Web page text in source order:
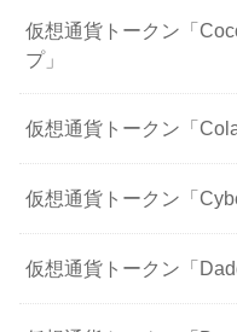
仮想通貨トークン「
プ」
仮想通貨トークン「
仮想通貨トークン「
仮想通貨トークン「